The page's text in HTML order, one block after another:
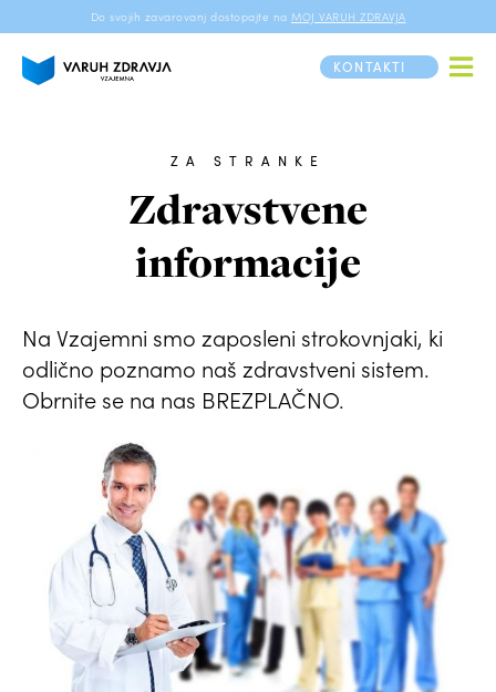
Do svojih zavarovanj dostopajte na MOJ VARUH ZDRAVJA
KONTAKTI
ZA STRANKE
Zdravstvene
informacije
Na Vzajemni smo zaposleni strokovnjaki, ki
odlično poznamo naš zdravstveni sistem.
Obrnite se na nas BREZPLAČNO.